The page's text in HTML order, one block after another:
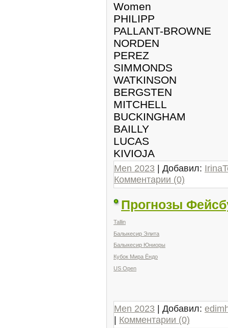
Women
PHILIPP
PALLANT-BROWNE
NORDEN
PEREZ
SIMMONDS
WATKINSON
BERGSTEN
MITCHELL
BUCKINGHAM
BAILLY
LUCAS
KIVIOJA
Men 2023 | Добавил:
Комментарии (0)
Прогнозы
Tallin
Балыкесир Элита
Балыкесир Юниоры
Кубок Мира Ёндо
US Open
Men 2023 | Добавил:
| Комментарии (0)